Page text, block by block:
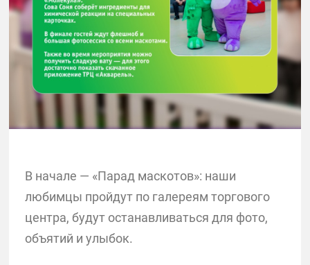
В начале — «Парад маскотов»: наши
любимцы пройдут по галереям торгового
центра, будут останавливаться для фото,
объятий и улыбок.